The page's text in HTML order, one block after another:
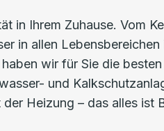
in Ihrem Zuhause. Vom
in allen
wir für Sie die
und
Heizung – das alles ist